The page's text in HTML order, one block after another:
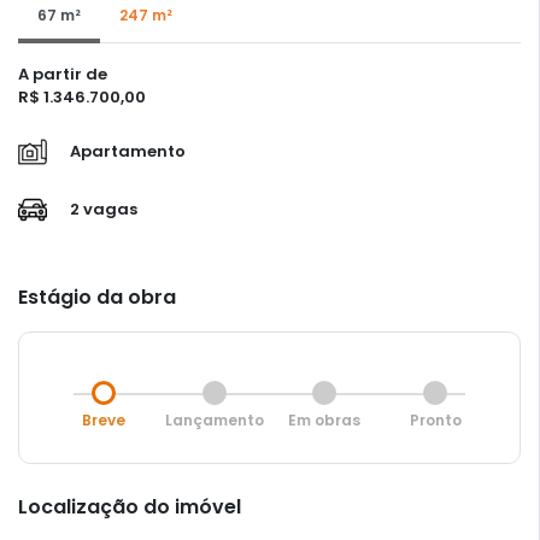
67 m² 247 m²
A partir de
R$ 1.346.700,00
Apartamento
2 vagas
Estágio da obra
Breve Lançamento Em obras Pronto
Localização do imóvel